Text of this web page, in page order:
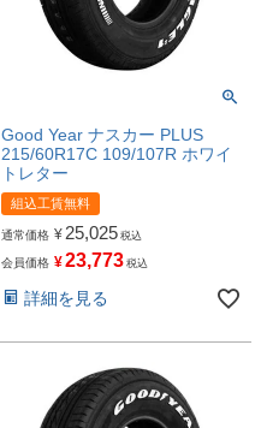
Good Year ナスカー PLUS
215/60R17C 109/107R ホワイ
トレター
組込工賃無料
通常価格 ¥ 25,025 税込
会員価格 ¥23,773 税込
詳細を見る